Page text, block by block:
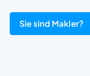
Sie sind Makler?